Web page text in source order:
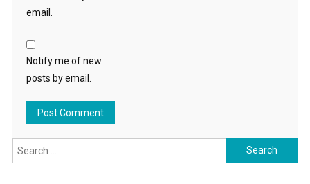
email.
Notify me of new
posts by email.
Search
for: